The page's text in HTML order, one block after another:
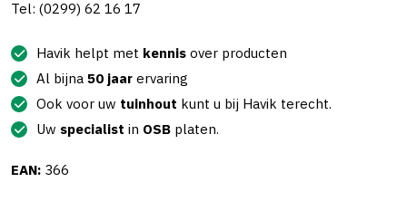
Tel: (0299) 62 16 17
Havik helpt met kennis over producten
Al bijna 50 jaar ervaring
Ook voor uw tuinhout kunt u bij Havik terecht.
Uw specialist in OSB platen.
EAN: 366